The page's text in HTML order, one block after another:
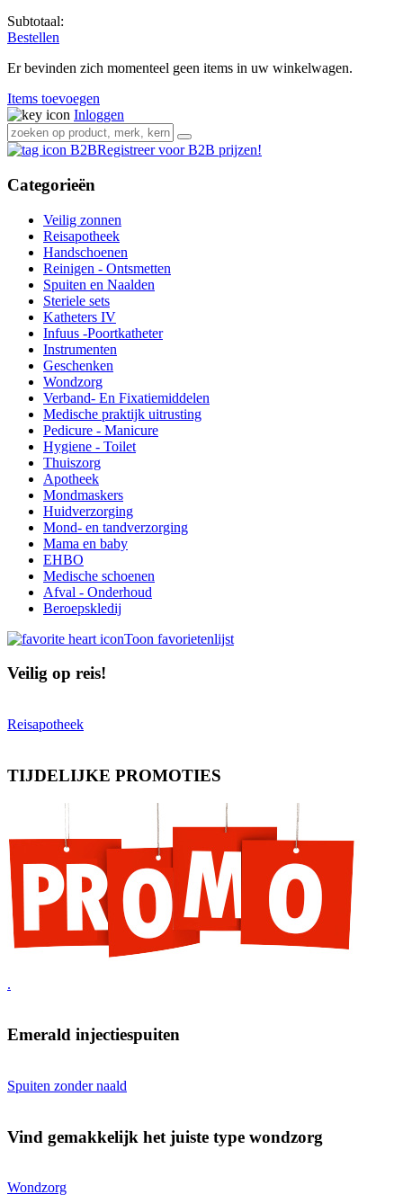
Subtotaal:
Bestellen
Er bevinden zich momenteel geen items in uw winkelwagen.
Items toevoegen
Inloggen
Registreer voor B2B prijzen!
Categorieën
Veilig zonnen
Reisapotheek
Handschoenen
Reinigen - Ontsmetten
Spuiten en Naalden
Steriele sets
Katheters IV
Infuus -Poortkatheter
Instrumenten
Geschenken
Wondzorg
Verband- En Fixatiemiddelen
Medische praktijk uitrusting
Pedicure - Manicure
Hygiene - Toilet
Thuiszorg
Apotheek
Mondmaskers
Huidverzorging
Mond- en tandverzorging
Mama en baby
EHBO
Medische schoenen
Afval - Onderhoud
Beroepskledij
Toon favorietenlijst
Veilig op reis!
Reisapotheek
TIJDELIJKE PROMOTIES
.
Emerald injectiespuiten
Spuiten zonder naald
Vind gemakkelijk het juiste type wondzorg
Wondzorg